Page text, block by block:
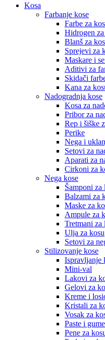
Kosa
Farbanje kose
Farbe za
Hidrogen
Blanš za
Sprejevi za
Maskare i
Aditivi za
Skidači
Kana za
Nadogradnja kose
Kosa za
Pribor za
Rep i šiške
Perike
Nega i
Setovi za
Aparati za
Cirkoni za
Nega kose
Šamponi za
Balzami za
Maske za
Ampule za
Tretmani za
Ulja za kosu
Setovi za
Stilizovanje kose
Ispravljanje
Mini-val
Lakovi za
Gelovi za
Kreme i
Kristali za
Vosak za
Paste i
Pene za